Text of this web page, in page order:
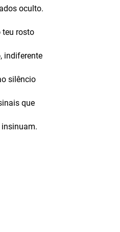
oculto.
teu rosto
indiferente
silêncio
que
insinuam.